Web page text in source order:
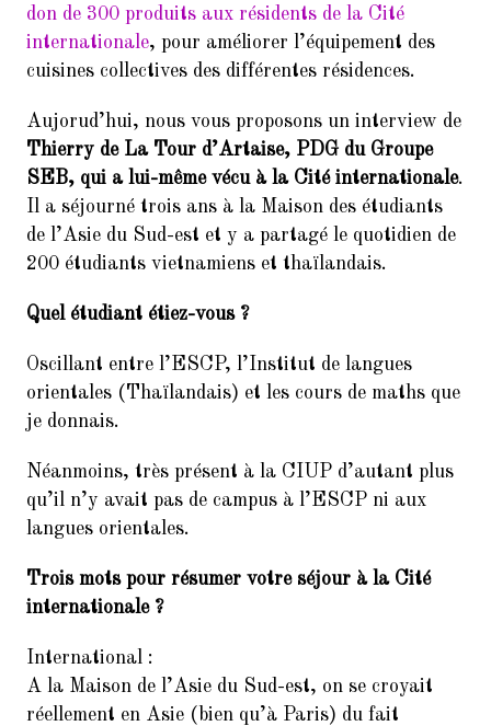
(Samedi 17 mars à 10h30)
Faire du Sport à la Cité à petit
prix
11. 10ème dictée des mots d’or
(vendredi 23 mars 2018, de 18h
à 21h30)
12. Remerciements : Concert du 26
Janvier 2018 en hommage à
Jean Joinet
don de 300 produits aux résidents de la Cité
internationale, pour améliorer l’équipement des
cuisines collectives des différentes résidences.
Aujorud’hui, nous vous proposons un interview de
Thierry de La Tour d’Artaise, PDG du Groupe
SEB, qui a lui-même vécu à la Cité internationale.
Il a séjourné trois ans à la Maison des étudiants
de l’Asie du Sud-est et y a partagé le quotidien de
200 étudiants vietnamiens et thaïlandais.
Quel étudiant étiez-vous ?
Oscillant entre l’ESCP, l’Institut de langues
orientales (Thaïlandais) et les cours de maths que
je donnais.
Néanmoins, très présent à la CIUP d’autant plus
qu’il n’y avait pas de campus à l’ESCP ni aux
langues orientales.
Trois mots pour résumer votre séjour à la Cité
internationale ?
International :
A la Maison de l’Asie du Sud-est, on se croyait
réellement en Asie (bien qu’à Paris) du fait